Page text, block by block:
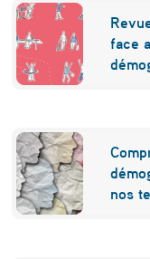
face
nos